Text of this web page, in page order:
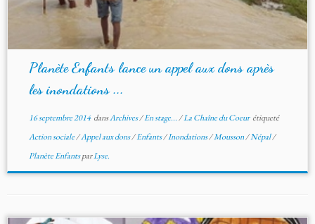
Planète Enfants lance un appel aux dons après
les inondations ...
16 septembre 2014dansArchives/En stage.../La Chaîne du Coeur étiqueté
Action sociale/Appel aux dons/Enfants/Inondations/Mousson/Népal/
Planète EnfantsparLyse.